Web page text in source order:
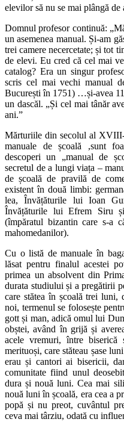
elevilor să nu se mai plângă
Domnul profesor continuă:
un asemenea manual. Și-am
trei camere necercetate; și tot
de elevi. Eu cred că cel mai
catalog? Era un singur
scris cel mai vechi manual
București în 1751) …și-avea
un dascăl. „Și cel mai tânăr
ani.”
Mărturiile din secolul al
manuale de școală ,sunt
descoperi un „manual de
secretul de a lungi viața –
de școală de pravilă de
existent în două limbi:
lea, Învățăturile lui Ioan
Învățăturile lui Efrem Siru
(împăratul bizantin care s-a
mahomedanilor).
Cu o listă de manuale în
lăsat pentru finalul acestei
primea un absolvent din
durata studiului și a pregătirii
care stătea în școală trei luni,
noi, termenul se folosește
gott și man, adică omul lui
obștei, având în grijă și
acele vremuri, între
merituoși, care stăteau șase
erau și cantori ai bisericii,
comunitate fiind unul
dura și nouă luni. Cea mai
nouă luni în școală, era cea a
popă și nu preot, cuvântul
ceva mai târziu, odată cu